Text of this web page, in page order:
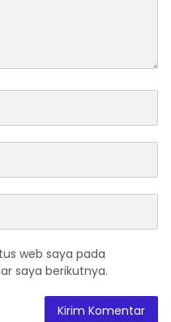
web saya pada
saya berikutnya.